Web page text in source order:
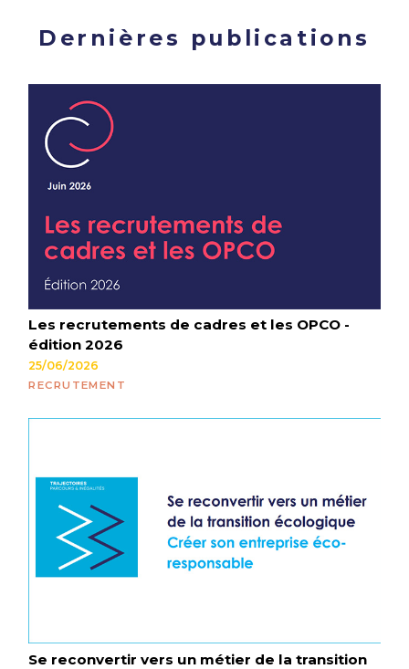
Dernières publications
Les recrutements de cadres et les OPCO -
édition 2026
25/06/2026
RECRUTEMENT
Se reconvertir vers un métier de la transition